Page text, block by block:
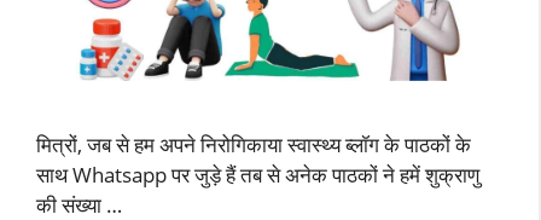
मित्रों, जब से हम अपने निरोगिकाया स्वास्थ्य ब्लॉग के पाठकों के
साथ Whatsapp पर जुड़े हैं तब से अनेक पाठकों ने हमें शुक्राणु
की संख्या …